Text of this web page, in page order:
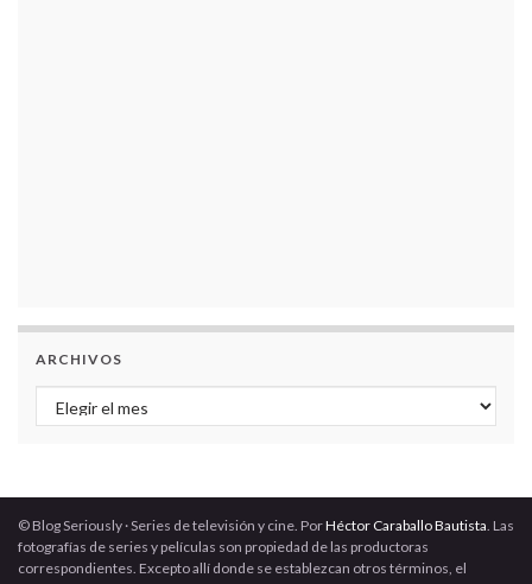
ARCHIVOS
Archivos
© Blog Seriously · Series de televisión y cine. PorHéctor Caraballo Bautista. Las
fotografías de series y películas son propiedad de las productoras
correspondientes. Excepto allí donde se establezcan otros términos, el